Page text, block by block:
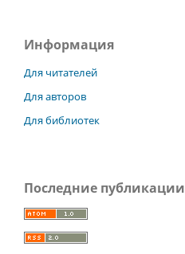
Информация
Для читателей
Для авторов
Для библиотек
Последние публикации